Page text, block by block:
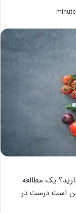
یک مطالعه
است درست در